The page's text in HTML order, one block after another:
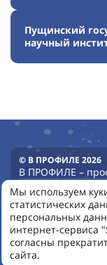
Пущинский
научный
© В ПРОФИЛЕ 2026
В ПРОФИЛЕ –
+7 (8362) 72-02-
dir@akvobr.ru
ВСЕ СТАТЬИ
Опыт школОпыт
Мы используем
статистических
персональных
интернет-сервиса
согласны
сайта.